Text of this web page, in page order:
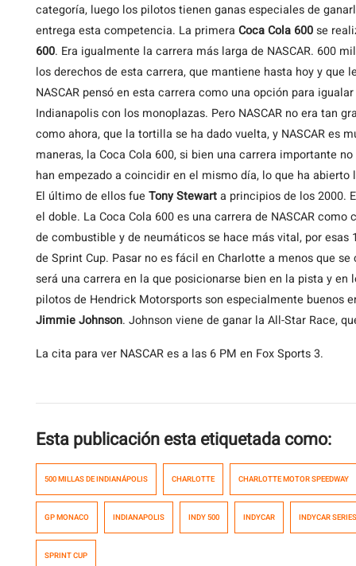
categoría, luego los pilotos tienen ganas especiales de
entrega esta competencia. La primera Coca Cola 600se
600. Era igualmente la carrera más larga de NASCAR. 600
los derechos de esta carrera, que mantiene hasta hoy y
NASCAR pensó en esta carrera como una opción para
Indianapolis con los monoplazas. Pero NASCAR no era tan
como ahora, que la tortilla se ha dado vuelta, y NASCAR es
maneras, la Coca Cola 600, si bien una carrera importante
han empezado a coincidir en el mismo día, lo que ha
El último de ellos fue Tony Stewarta principios de los 2000.
el doble. La Coca Cola 600 es una carrera de NASCAR
de combustible y de neumáticos se hace más vital, por
de Sprint Cup. Pasar no es fácil en Charlotte a menos que
será una carrera en la que posicionarse bien en la pista y
pilotos de Hendrick Motorsports son especialmente buenos
Jimmie Johnson. Johnson viene de ganar la All-Star Race,
La cita para ver NASCAR es a las 6 PM en Fox Sports 3.
Esta publicación esta etiquetada como:
500 MILLAS DE INDIANÁPOLIS CHARLOTTE CHARLOTTE MOTOR SPEEDWAY
GP MONACO INDIANAPOLIS INDY 500 INDYCAR INDYCAR SERIES
SPRINT CUP